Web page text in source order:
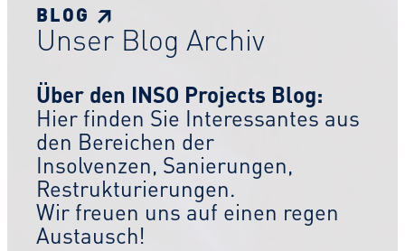
BLOG ↗
Unser Blog Archiv
Über den INSO Projects Blog:
Hier finden Sie Interessantes aus
den Bereichen der
Insolvenzen, Sanierungen,
Restrukturierungen.
Wir freuen uns auf einen regen
Austausch!